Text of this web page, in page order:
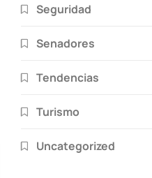
Seguridad
Senadores
Tendencias
Turismo
Uncategorized